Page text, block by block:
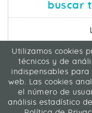
buscar
ICA Informática y
C/ La
91
Utilizamos cookies
técnicos y de
indispensables
web. Las cookies
el número de
análisis estadístico